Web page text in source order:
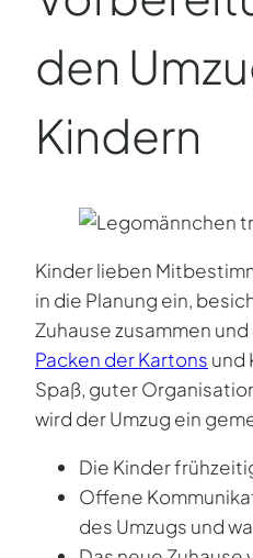
den
Kindern
Kinder lieben
in die Planung ein,
Zuhause zusammen
Packen der Kartons und
Spaß, guter
wird der Umzug ein
Die Kinder
Offene
des Umzugs und